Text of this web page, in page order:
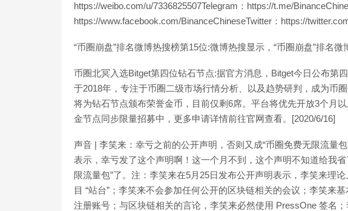
https://weibo.com/u/7336825507Telegram：https://t.me/
https://www.facebook.com/BinanceChineseTwitter：https://
“币圈崩盘”排名微博热搜榜第15位:微博热搜显示，“币圈崩盘”排名
币圈北冥入选Bitget第四位钻石节点:据官方消息，Bitget今日公布第
于2018年，专注于币圈二级市场行情分析、以及趋势研判，成为币
将为钻石节点颁布荣誉金币，目前仅剩6席。平台将优先开放3个月
金节点同步限量招募中，更多申请详情前往官网查看。[2020/6/16]
声音 | 李笑来：幸亏之前的公开声明，否则又成“币圈免费无限流量
表示，幸亏发了这个声明啊！这一个月不到，这个声明不知道给我
限流量包”了。注：李笑来在5月25日发布公开声明表示，李笑来理
目 “站台”；李笑来不会参加任何公开的区块链相关的会议；李笑来
注册账号；与区块链相关的言论，李笑来必然使用 PressOne 签名